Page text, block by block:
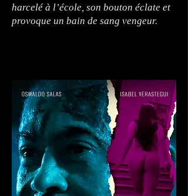
harcelé à l’école, son bouton éclate et
provoque un bain de sang vengeur.